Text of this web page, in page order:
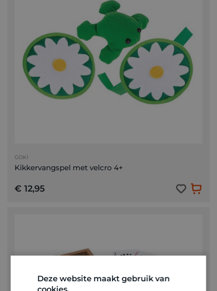
GOKI
Kikkervangspel met velcro 4+
€ 12,95
Deze website maakt gebruik van
cookies.